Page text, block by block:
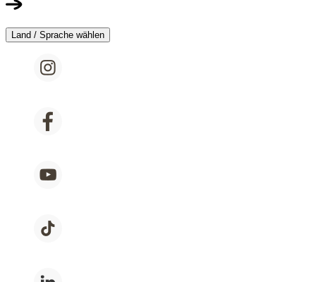
Land / Sprache wählen